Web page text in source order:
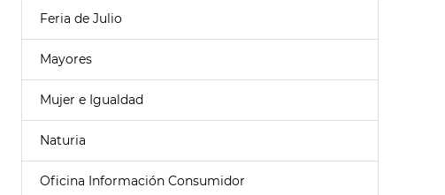
Feria de Julio
Mayores
Mujer e Igualdad
Naturia
Oficina Información Consumidor